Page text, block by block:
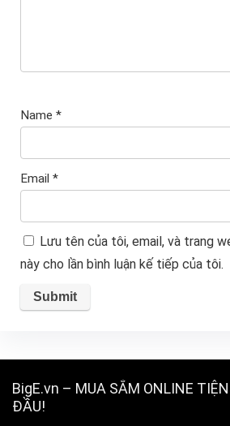
Name *
Email *
Lưu tên của tôi, email, và trang
này cho lần bình luận kế tiếp của tôi.
BigE.vn – MUA SẮM ONLINE
ĐẦU!